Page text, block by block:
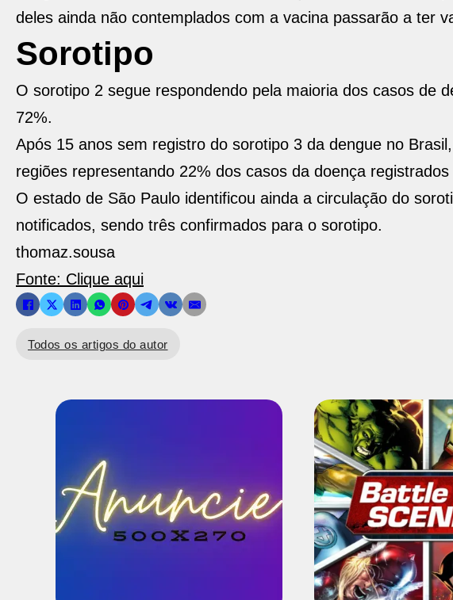
deles ainda não contemplados com a vacina passarão a ter
Sorotipo
O sorotipo 2 segue respondendo pela maioria dos casos de
72%.
Após 15 anos sem registro do sorotipo 3 da dengue no
regiões representando 22% dos casos da doença
O estado de São Paulo identificou ainda a circulação do
notificados, sendo três confirmados para o sorotipo.
thomaz.sousa
Fonte: Clique aqui
Todos os artigos do autor